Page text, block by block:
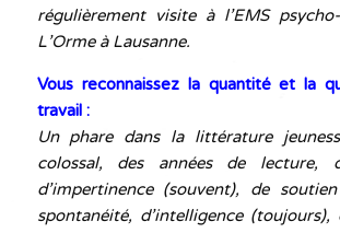
régulièrement visite à l’EMS
L’Orme à Lausanne.
Vous reconnaissez la quantité et la
travail :
Un phare dans la littérature
colossal, des années de lecture,
d’impertinence (souvent), de
spontanéité, d’intelligence (toujours),